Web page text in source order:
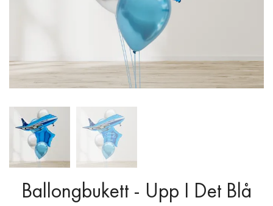
Ballongbukett - Upp I Det Blå